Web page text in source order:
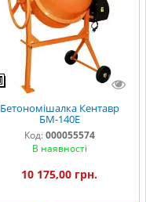
Бетономішалка Кентавр
БМ-140Е
Код: 000055574
В наявності
10 175,00 грн.